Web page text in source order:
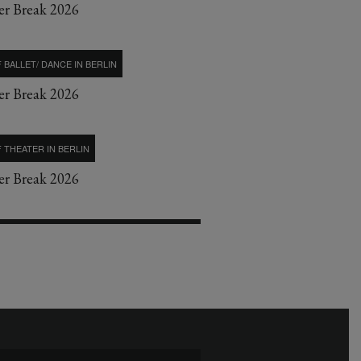
Break 2026
BALLET/ DANCE IN BERLIN
Break 2026
THEATER IN BERLIN
Break 2026